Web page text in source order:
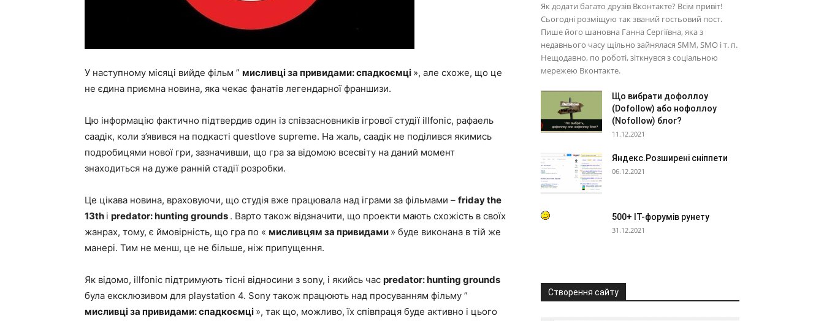
У наступному місяці вийде фільм ” мисливці за привидами: спадкоємці », але схоже, що це
не єдина приємна новина, яка чекає фанатів легендарної франшизи.
Цю інформацію фактично підтвердив один із співзасновників ігрової студії illfonic, рафаель
саадік, коли з’явився на подкасті questlove supreme. На жаль, саадік не поділився якимись
подробицями нової гри, зазначивши, що гра за відомою всесвіту на даний момент
знаходиться на дуже ранній стадії розробки.
Це цікава новина, враховуючи, що студія вже працювала над іграми за фільмами – friday the
13th і predator: hunting grounds . Варто також відзначити, що проекти мають схожість в своїх
жанрах, тому, є ймовірність, що гра по « мисливцям за привидами » буде виконана в тій же
манері. Тим не менш, це не більше, ніж припущення.
Як відомо, illfonic підтримують тісні відносини з sony, і якийсь час predator: hunting grounds
була ексклюзивом для playstation 4. Sony також працюють над просуванням фільму ”
мисливці за привидами: спадкоємці », так що, можливо, їх співпраця буде активно і цього
Як додати багато друзів Вконтакте? Всім привіт!
Сьогодні розміщую так званий гостьовий пост.
Пише його шановна Ганна Сергіївна, яка з
недавнього часу щільно зайнялася SMM, SMO і т. п.
Нещодавно, по роботі, зіткнувся з соціальною
мережею Вконтакте.
Що вибрати дофоллоу
(Dofollow) або нофоллоу
(Nofollow) блог?
11.12.2021
Яндекс.Розширені сніппети
06.12.2021
500+ IT-форумів рунету
31.12.2021
Створення сайту